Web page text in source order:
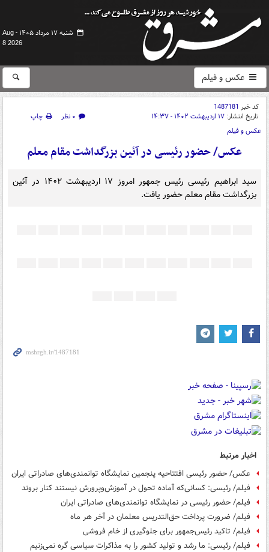
شنبه ۱۷ مرداد ۱۴۰۵ -
Aug
8 2026
عکس و فیلم
کد خبر 1487181
تاریخ انتشار: ۱۷ اردیبهشت ۱۴۰۲ - ۱۴:۳۷ ۰ نظر
چاپ
عکس و فیلم
عکس/ حضور رئیسی در آئین بزرگداشت مقام معلم
سید ابراهیم رئیسی رئیس جمهور امروز ۱۷ اردیبهشت ۱۴۰۲ در آئین
بزرگداشت مقام معلم حضور یافت.
اخبار مرتبط
عکس/ حضور رئیسی افتتاحیه پنجمین نمایشگاه توانمندی‌های صادراتی ایران
فیلم/ رئیسی: کسانی‌که آماده تحول در آموزش‌وپرورش نیستند کنار بروند
فیلم/ حضور رئیسی در نمایشگاه توانمندی‌های صادراتی ایران
فیلم/ ضرورت پرداخت حق‌التدریس معلمان در آخر هر ماه
فیلم/ تاکید رئیس‌جمهور برای جلوگیری از خام فروشی
فیلم/ رئیسی: ما رشد و تولید کشور را به مذاکرات سیاسی گره نمی‌زنیم